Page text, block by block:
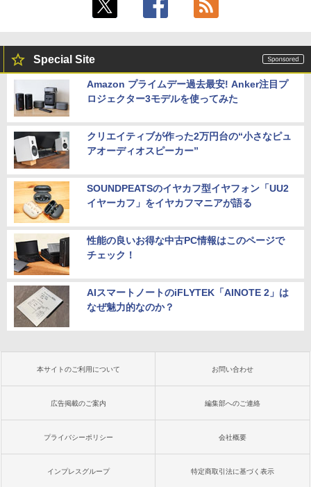
Special Site
Amazon プライムデー過去最安! Anker注目プ
ロジェクター3モデルを使ってみた
クリエイティブが作った2万円台の“小さなピュ
アオーディオスピーカー”
SOUNDPEATSのイヤカフ型イヤフォン「UU2
イヤーカフ」をイヤカフマニアが語る
性能の良いお得な中古PC情報はこのページで
チェック！
AIスマートノートのiFLYTEK「AINOTE 2」は
なぜ魅力的なのか？
本サイトのご利用について お問い合わせ
広告掲載のご案内 編集部へのご連絡
プライバシーポリシー 会社概要
インプレスグループ 特定商取引法に基づく表示